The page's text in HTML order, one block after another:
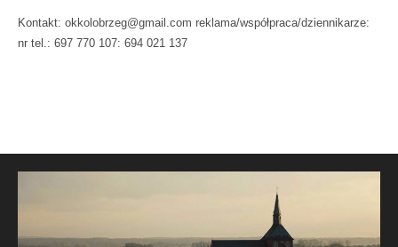
Kontakt: okkolobrzeg@gmail.com reklama/współpraca/dziennikarze:
nr tel.: 697 770 107: 694 021 137